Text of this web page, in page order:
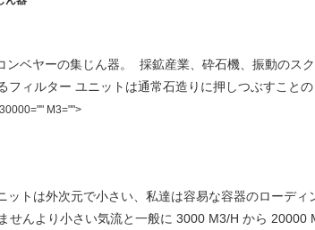
ベヤーの集じん器。 採鉱産業、砕石機、振動のス
ィルター ユニットは通常石造りに押しつぶすこと
M3="">
トは外次元で小さい、私達は容易な容器のローデ
せんより小さい気流と一般に 3000 M3/H から 20000